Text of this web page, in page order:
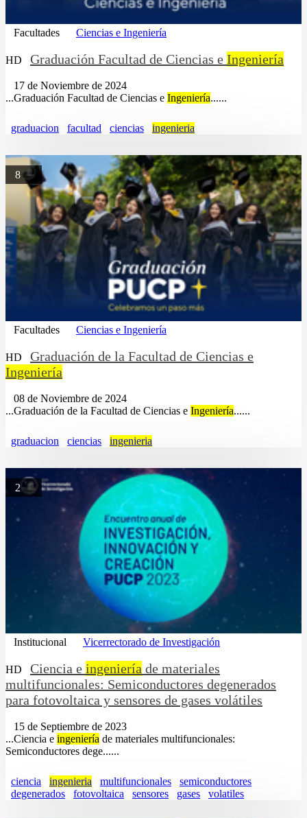
Facultades Ciencias e Ingeniería
HD Graduación Facultad de Ciencias e Ingeniería
17 de Noviembre de 2024
...Graduación Facultad de Ciencias e Ingeniería......
graduacion facultad ciencias ingenieria
8
Facultades Ciencias e Ingeniería
HD
Graduación de la Facultad de Ciencias e
Ingeniería
08 de Noviembre de 2024
...Graduación de la Facultad de Ciencias e Ingeniería......
graduacion ciencias ingenieria
2
Institucional Vicerrectorado de Investigación
HD Ciencia e ingeniería de materiales
multifuncionales: Semiconductores degenerados
para fotovoltaica y sensores de gases volátiles
15 de Septiembre de 2023
...Ciencia e ingeniería de materiales multifuncionales:
Semiconductores dege......
ciencia ingenieria multifuncionales
semiconductores
degenerados
fotovoltaica sensores gases volatiles